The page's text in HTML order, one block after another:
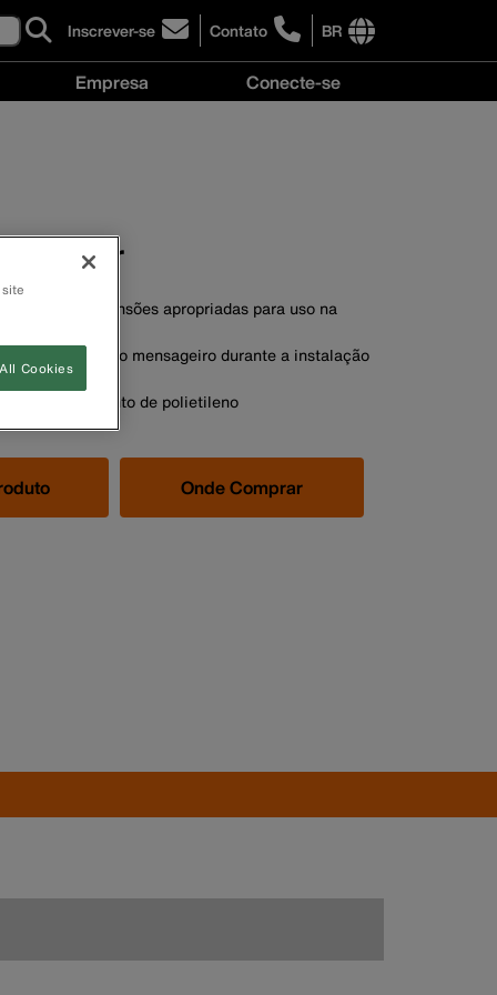
Inscrever-se
click
to
sign-
Contato
click
to
BR
International
site
Empresa Conecte-se
espinar
com dimensões apropriadas para uso na
do cabo mensageiro durante a instalação
com revestimento de polietileno
Onde Comprar
Cookies